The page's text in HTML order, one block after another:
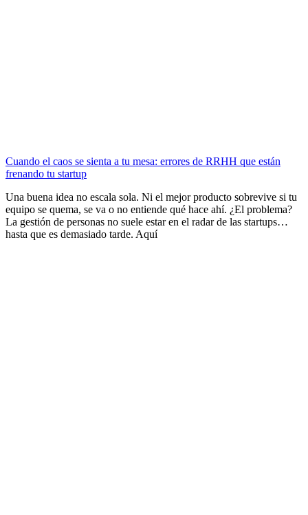
Cuando el caos se sienta a tu mesa: errores de RRHH que están
frenando tu startup
Una buena idea no escala sola. Ni el mejor producto sobrevive si tu
equipo se quema, se va o no entiende qué hace ahí. ¿El problema?
La gestión de personas no suele estar en el radar de las startups…
hasta que es demasiado tarde. Aquí